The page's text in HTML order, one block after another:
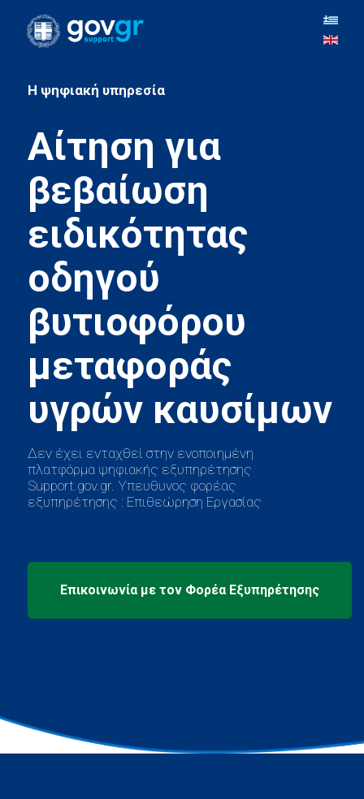
H ψηφιακή υπηρεσία
Αίτηση για
βεβαίωση
ειδικότητας
οδηγού
βυτιοφόρου
μεταφοράς
Δεν έχει ενταχθεί στην ενοποιημένη
πλατφόρμα ψηφιακής εξυπηρέτησης
Support.gov.gr. Υπευθυνος φορέας
εξυπηρέτησης : Επιθεώρηση Εργασίας